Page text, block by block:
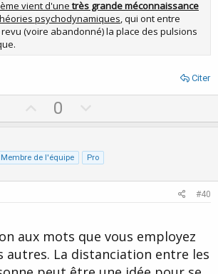
vient d'unetrès grande méconnaissance
psychodynamiques, qui ont entre
(voire abandonné) la place des pulsions
Citer
p
o
t
0
o
n
v
Membre de l'équipe Pro
#40
aux mots que vous employez
autres. La distanciation entre les